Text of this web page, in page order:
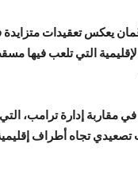
يعكس تعقيدات
التي تلعب فيها
مقاربة إدارة ترامب،
تجاه أطراف إقليمية